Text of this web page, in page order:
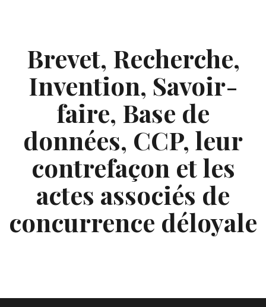
Brevet, Recherche,
Invention, Savoir-
faire, Base de
données, CCP, leur
contrefaçon et les
actes associés de
concurrence déloyale